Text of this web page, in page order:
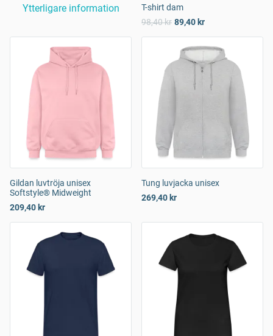
Ytterligare information
T-shirt dam
98,40 kr 89,40 kr
Gildan luvtröja unisex
Softstyle® Midweight
209,40 kr
Tung luvjacka unisex
269,40 kr